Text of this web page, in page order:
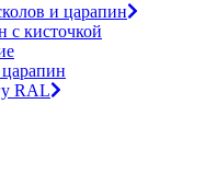
и царапин
с кисточкой
царапин
RAL